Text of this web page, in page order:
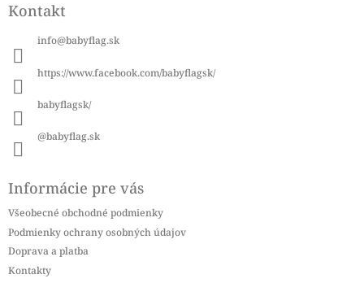
pKontakt
info@babyflag.sk
https://www.facebook.com/babyflagsk/
babyflagsk/
@babyflag.sk
Informácie pre vás
Všeobecné obchodné podmienky
Podmienky ochrany osobných údajov
Doprava a platba
Kontakty